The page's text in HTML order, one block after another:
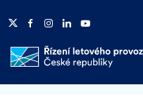
TwitterFacebook
Facebook
Linkedin